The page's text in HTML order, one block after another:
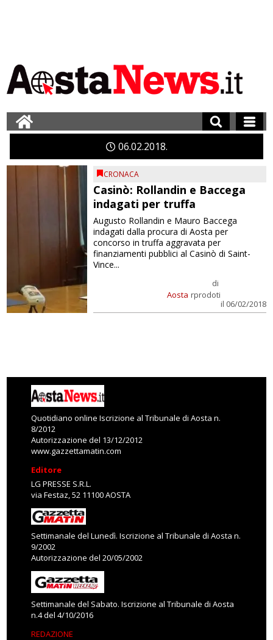
0602 2018
CRONACA
Casinò: Rollandin e Baccega
indagati per truffa
Aosta
di
rprodoti
il 06/02/2018
Augusto Rollandin e Mauro Baccega
indagati dalla procura di Aosta per
concorso in truffa aggravata per
finanziamenti pubblici al Casinò di Saint-
Vince...
Quotidiano online Iscrizione al Tribunale di Aosta n.
8/2012
Autorizzazione del 13/12/2012
www.gazzettamatin.com
Editore
LG PRESSE S.R.L.
via Festaz, 52 11100 AOSTA
Settimanale del Lunedì. Iscrizione al Tribunale di Aosta n.
9/2002
Autorizzazione del 20/05/2002
Settimanale del Sabato. Iscrizione al Tribunale di Aosta
n.4 del 4/10/2016
REDAZIONE